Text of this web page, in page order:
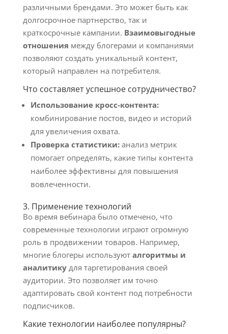
различными брендами. Это может быть как
долгосрочное партнерство, так и
краткосрочные кампании. Взаимовыгодные
отношения между блогерами и компаниями
позволяют создать уникальный контент,
который направлен на потребителя.
Что составляет успешное сотрудничество?
Использование кросс-контента:
комбинирование постов, видео и историй
для увеличения охвата.
Проверка статистики:анализ метрик
помогает определять, какие типы контента
наиболее эффективны для повышения
вовлеченности.
3. Применение технологий
Во время вебинара было отмечено, что
современные технологии играют огромную
роль в продвижении товаров. Например,
многие блогеры используют алгоритмы и
аналитикудля таргетирования своей
аудитории. Это позволяет им точно
адаптировать свой контент под потребности
подписчиков.
Какие технологии наиболее популярны?